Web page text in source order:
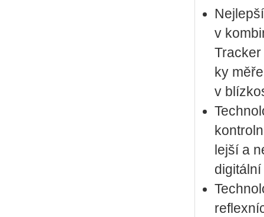
v
ky
v
lej­ší a